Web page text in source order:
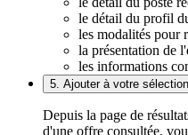
le détail du profil
les modalités pour
la présentation de
les informations
5. Ajouter à votre
Depuis la page de
d'une offre consultée,